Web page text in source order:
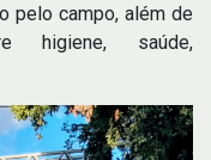
pelo campo, além de
higiene, saúde,